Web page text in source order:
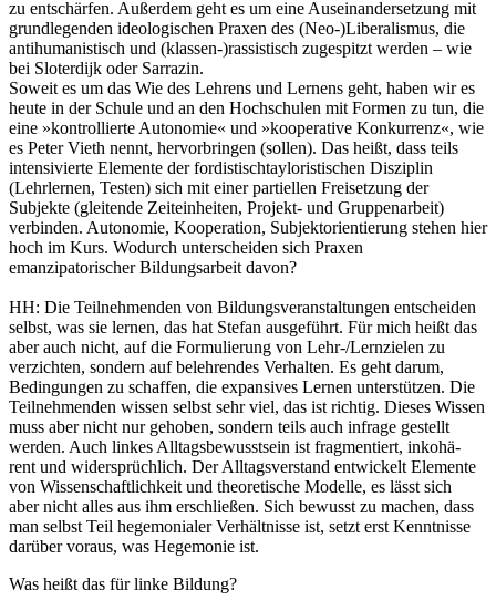
zu entschärfen. Außerdem geht es um eine Auseinandersetzung mit
grundlegenden ideologischen Praxen des (Neo-)Liberalismus, die
antihumanistisch und (klassen-)rassistisch zugespitzt werden – wie
bei Sloterdijk oder Sarrazin.
Soweit es um das Wie des Lehrens und Lernens geht, haben wir es
heute in der Schule und an den Hochschulen mit Formen zu tun, die
eine »kontrollierte Autonomie« und »kooperative Konkurrenz«, wie
es Peter Vieth nennt, hervorbringen (sollen). Das heißt, dass teils
intensivierte Elemente der fordistischtayloristischen Disziplin
(Lehrlernen, Testen) sich mit einer partiellen Freisetzung der
Subjekte (gleitende Zeiteinheiten, Projekt- und Gruppenarbeit)
verbinden. Autonomie, Kooperation, Subjektorientierung stehen hier
hoch im Kurs. Wodurch unterscheiden sich Praxen
emanzipatorischer Bildungsarbeit davon?
HH: Die Teilnehmenden von Bildungsveranstaltungen entscheiden
selbst, was sie lernen, das hat Stefan ausgeführt. Für mich heißt das
aber auch nicht, auf die Formulierung von Lehr-/Lernzielen zu
verzichten, sondern auf belehrendes Verhalten. Es geht darum,
Bedingungen zu schaffen, die expansives Lernen unterstützen. Die
Teilnehmenden wissen selbst sehr viel, das ist richtig. Dieses Wissen
muss aber nicht nur gehoben, sondern teils auch infrage gestellt
werden. Auch linkes Alltagsbewusstsein ist fragmentiert, inkohä-
rent und widersprüchlich. Der Alltagsverstand entwickelt Elemente
von Wissenschaftlichkeit und theoretische Modelle, es lässt sich
aber nicht alles aus ihm erschließen. Sich bewusst zu machen, dass
man selbst Teil hegemonialer Verhältnisse ist, setzt erst Kenntnisse
darüber voraus, was Hegemonie ist.
Was heißt das für linke Bildung?